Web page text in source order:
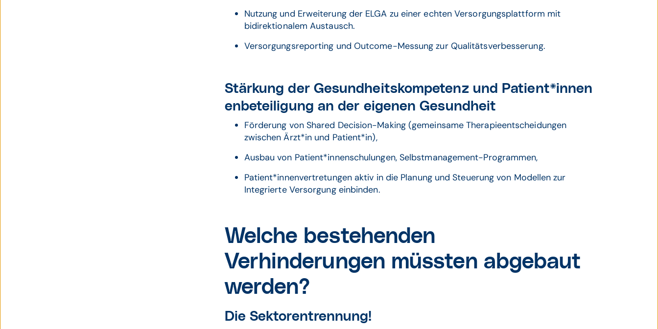
Nutzung und Erweiterung der ELGA zu einer echten Versorgungsplattform mit
bidirektionalem Austausch.
Versorgungsreporting und Outcome-Messung zur Qualitätsverbesserung.
Stärkung der Gesundheitskompetenz und Patient*innen
enbeteiligung an der eigenen Gesundheit
Förderung von Shared Decision-Making (gemeinsame Therapieentscheidungen
zwischen Ärzt*in und Patient*in),
Ausbau von Patient*innenschulungen, Selbstmanagement-Programmen,
Patient*innenvertretungen aktiv in die Planung und Steuerung von Modellen zur
Integrierte Versorgung einbinden.
Welche bestehenden
Verhinderungen müssten abgebaut
werden?
Die Sektorentrennung!